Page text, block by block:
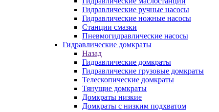
Гидравлические ручные насосы
Гидравлические ножные насосы
Станции смазки
Пневмогидравлические насосы
Гидравлические домкраты
Назад
Гидравлические домкраты
Гидравлические грузовые домкраты
Телескопические домкраты
Тянущие домкраты
Домкраты низкие
Домкраты с низким подхватом